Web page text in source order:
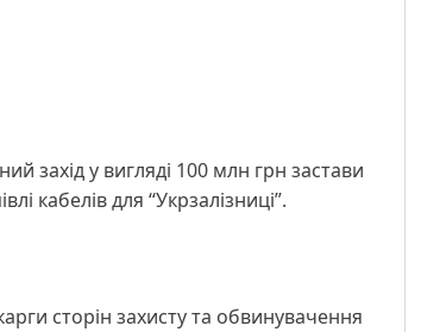
захід у вигляді 100 млн грн застави
кабелів для “Укрзалізниці”.
сторін захисту та обвинувачення